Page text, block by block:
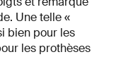
Une telle «
bien pour les
les prothèses